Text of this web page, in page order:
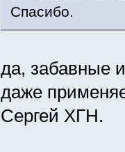
Спасибо.
да, забавные
даже
Сергей ХГН.